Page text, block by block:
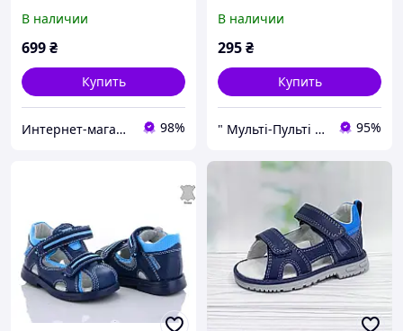
мальчика,
23,24,25,26,27,28,29,30
В наличии
699₴
Купить
Интернет-магазин детской одежды "Детки-конфетки" 98%
В наличии
295₴
Купить
" Мульті-Пульті " Дитячий одяг, взуття та іграшки! 95%